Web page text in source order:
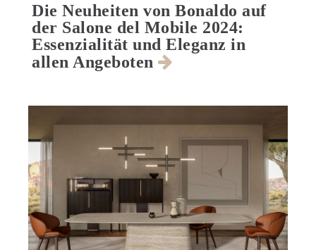
Die Neuheiten von Bonaldo auf
der Salone del Mobile 2024:
Essenzialität und Eleganz in
allen Angeboten